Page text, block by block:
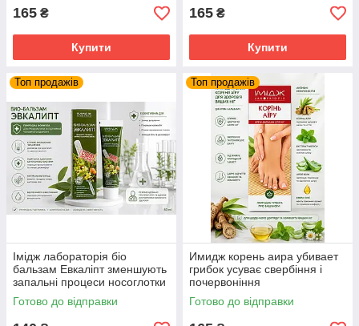
165 ₴
Купити
165 ₴
Купити
Топ продажів
Імідж лабораторія біо
бальзам Евкаліпт зменшують
запальні процеси носоглотки
Готово до відправки
Топ продажів
Имидж корень аира убивает
грибок усуває свербіння і
почервоніння
Готово до відправки